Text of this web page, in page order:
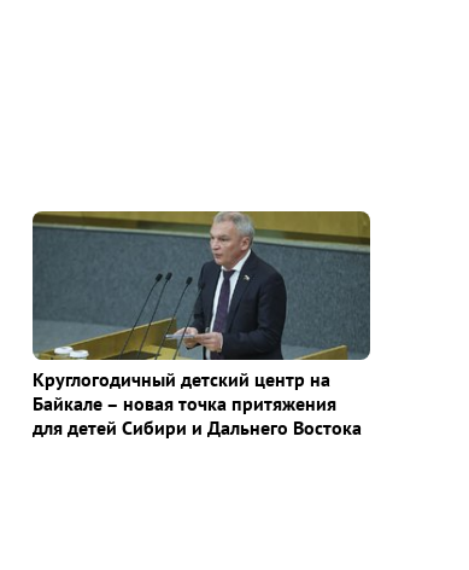
Круглогодичный детский центр на
Байкале – новая точка притяжения
для детей Сибири и Дальнего Востока